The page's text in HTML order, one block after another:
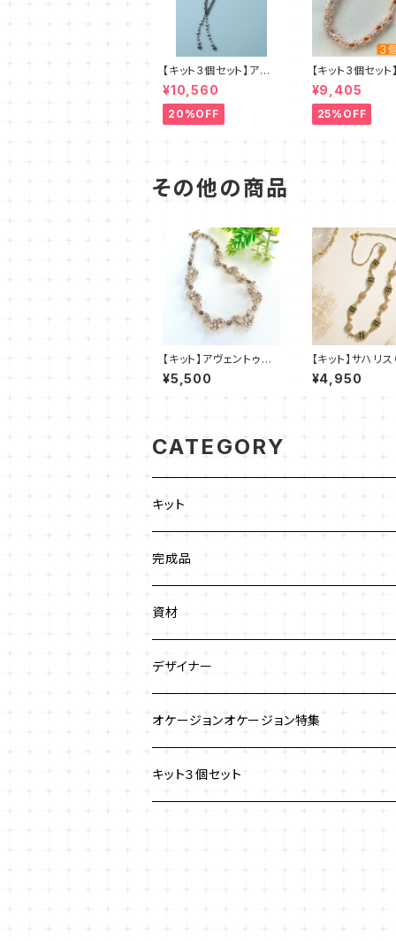
【キット3個セット】アル
セリア 新川智未
¥10,560
20%OFF
【キット3個セット
ズステッチキット
ー デザイン：
¥9,405
25%OFF
その他の商品
【キット】アヴェントゥリ
ーナ（ベージュ）新川智
未
¥5,500
【キット】サハリ
ジュ）新川智未
¥4,950
CATEGORY
キット
ビーズステッチ
ネックレス
ストラップ
ジュエリークロッシェ
クロッシェ
ワイヤーワーク
ネックレス
チェインメイル
完成品
ネックレス
ブレスレット
ピアス
ブローチ
資材
デザイナー
澤田美子
新川智未
オケージョンオケージョン特集
キット３個セット